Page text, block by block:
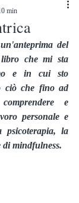
min
del
che mi sta
e in cui sto
ciò che fino ad
e
personale e
la
di mindfulness.